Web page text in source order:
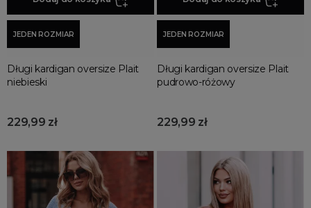
Black Week
Wyprzedaż noworoczna
JEDEN ROZMIAR
Długi kardigan oversize Plait
niebieski
229,99 zł
JEDEN ROZMIAR
Długi kardigan oversize Plait
pudrowo-różowy
229,99 zł